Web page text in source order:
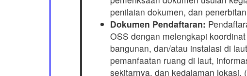
penilaian dokumen, dan
Dokumen Pendaftaran:
OSS dengan melengkapi
bangunan, dan/atau instalasi di
pemanfaatan ruang di laut,
sekitarnya, dan kedalaman lokasi.